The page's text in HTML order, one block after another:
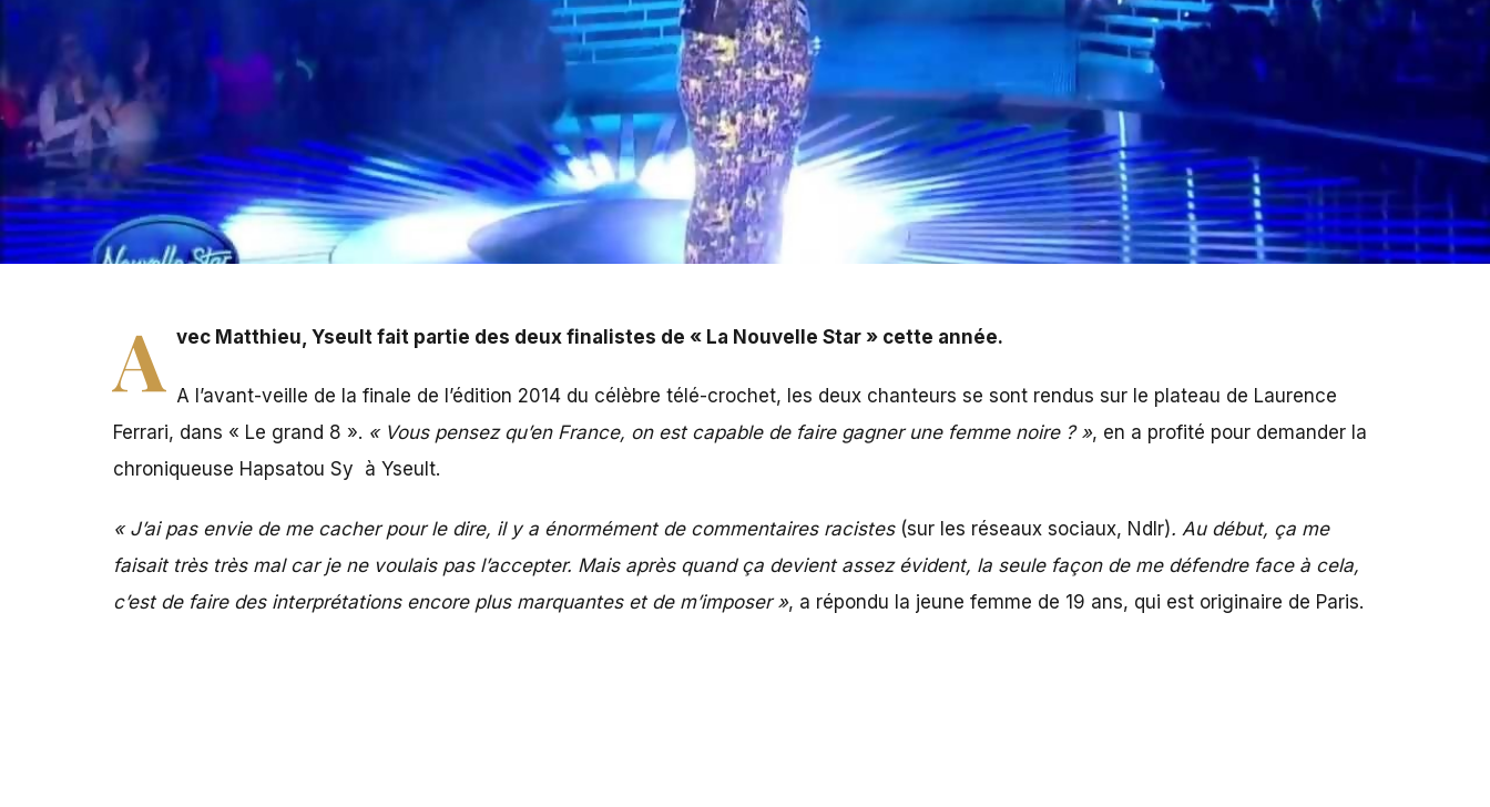
A vec Matthieu, Yseult fait partie des deux finalistes de « La Nouvelle Star » cette année.
A l’avant-veille de la finale de l’édition 2014 du célèbre télé-crochet, les deux chanteurs se sont rendus sur le plateau de Laurence
Ferrari, dans « Le grand 8 ». « Vous pensez qu’en France, on est capable de faire gagner une femme noire ? », en a profité pour demander la
chroniqueuse Hapsatou Sy à Yseult.
« J’ai pas envie de me cacher pour le dire, il y a énormément de commentaires racistes(sur les réseaux sociaux, Ndlr). Au début, ça me
faisait très très mal car je ne voulais pas l’accepter. Mais après quand ça devient assez évident, la seule façon de me défendre face à cela,
c’est de faire des interprétations encore plus marquantes et de m’imposer », a répondu la jeune femme de 19 ans, qui est originaire de Paris.